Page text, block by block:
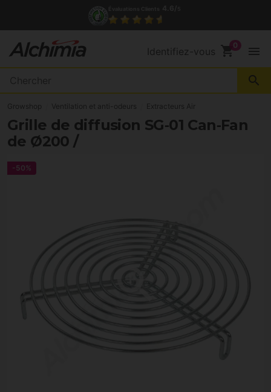
Identifiez-vous shopping_cart menu
search
Growshop Ventilation et anti-odeurs Extracteurs Air
Grille de diffusion SG‑01 Can‑Fan
de Ø200 /
-50%